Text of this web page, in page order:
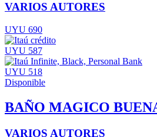
VARIOS AUTORES
UYU 690
UYU 587
UYU 518
Disponible
BAÑO MAGICO
VARIOS AUTORES